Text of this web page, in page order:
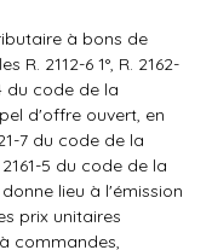
à bons de
2112-6 1°, R. 2162-
du code de la
d'offre ouvert, en
7 du code de la
5 du code de la
lieu à l'émission
prix unitaires
commandes,